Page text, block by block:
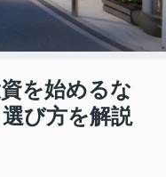
を始めるな
び方を解説